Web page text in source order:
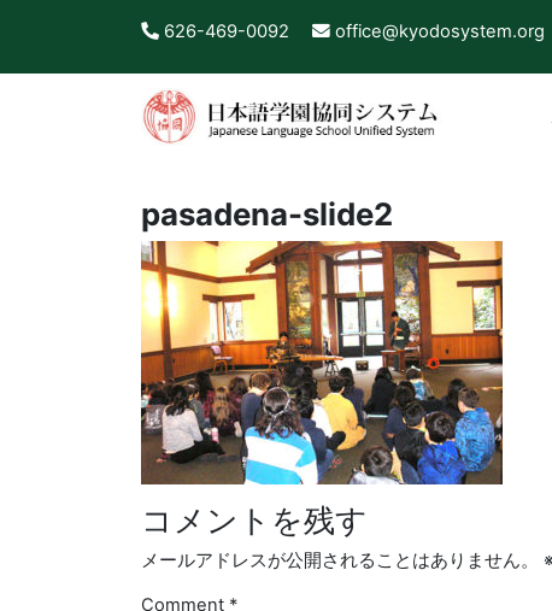
626-469-0092 office@kyodosystem.org
pasadena-slide2
コメントを残す
メールアドレスが公開されることはありません。
Comment *